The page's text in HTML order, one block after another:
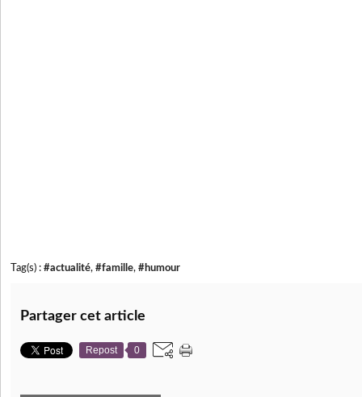
Tag(s) : #actualité, #famille, #humour
Partager cet article
Repost 0